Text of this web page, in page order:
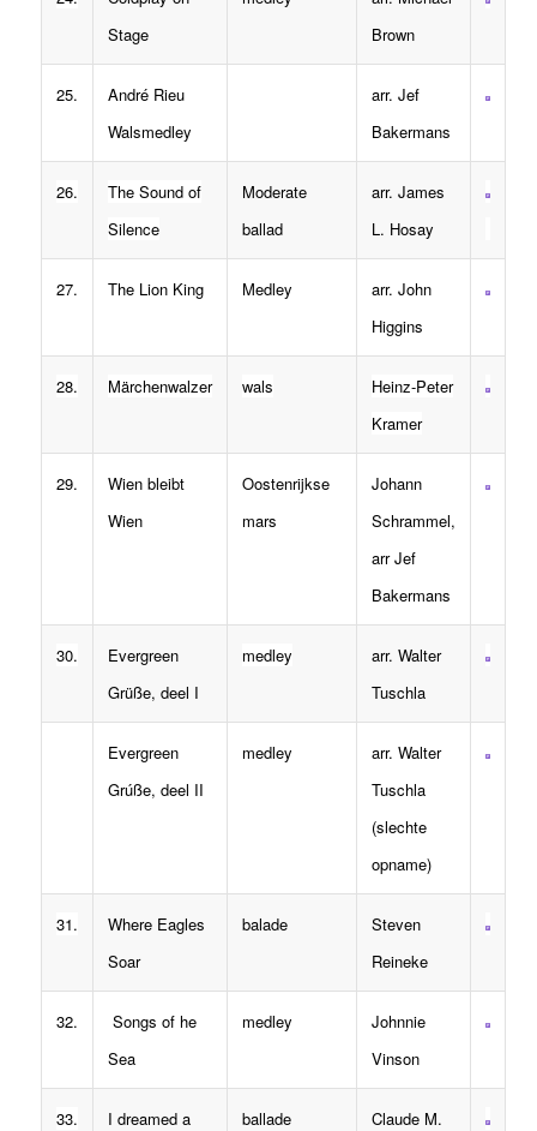
Stage
Brown
25.
André Rieu
Walsmedley
arr. Jef
Bakermans
26.
The Sound of
Silence
Moderate
ballad
arr. James
L. Hosay
27. The Lion King Medley
arr. John
Higgins
28. Märchenwalzer wals
Heinz-Peter
Kramer
29.
Wien bleibt
Wien
Oostenrijkse
mars
Johann
Schrammel,
arr Jef
Bakermans
30.
Evergreen
Grüße, deel I
medley
arr. Walter
Tuschla
Evergreen
Grúße, deel II
medley
arr. Walter
Tuschla
(slechte
opname)
31.
Where Eagles
Soar
balade
Steven
Reineke
32.
Songs of he
Sea
medley
Johnnie
Vinson
33.
I dreamed a
ballade
Claude M.